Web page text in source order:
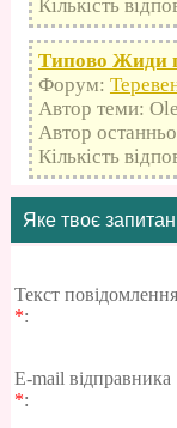
Кількість
Типово Жиди
Форум:
Автор теми:
Автор
Кількість
Яке твоє
Текст повідомлення
*:
E-mail відправника
*: